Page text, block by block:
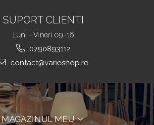
SUPORT CLIENTI
Luni - Vineri 09-16
0790893112
contact@varioshop.ro
MAGAZINUL MEU